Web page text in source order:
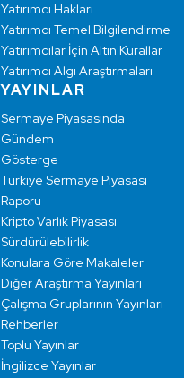
Yatırımcı Hakları
Yatırımcı Temel Bilgilendirme
Yatırımcılar İçin Altın Kurallar
Yatırımcı Algı Araştırmaları
YAYINLAR
Sermaye Piyasasında
Gündem
Gösterge
Türkiye Sermaye Piyasası
Raporu
Kripto Varlık Piyasası
Sürdürülebilirlik
Konulara Göre Makaleler
Diğer Araştırma Yayınları
Çalışma Gruplarının Yayınları
Rehberler
Toplu Yayınlar
İngilizce Yayınlar